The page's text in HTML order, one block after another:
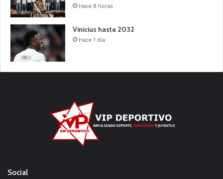
Hace 8 horas
Vinicius hasta 2032
Hace 1 día
Social